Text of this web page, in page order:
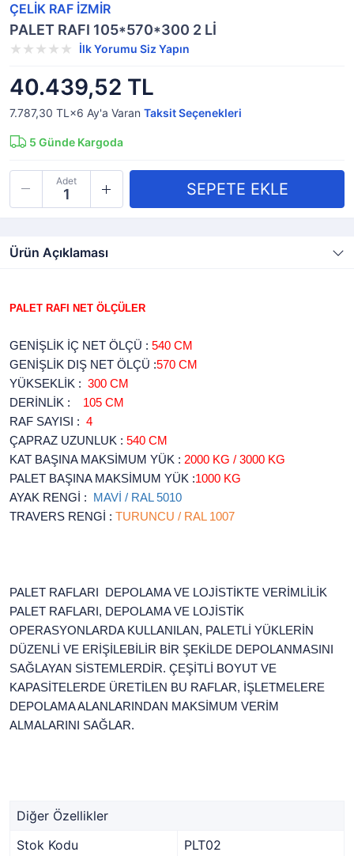
ÇELİK RAF İZMİR
PALET RAFI 105*570*300 2 Lİ
İlk Yorumu Siz Yapın
40.439,52 TL
7.787,30 TL×6 Ay'a Varan Taksit Seçenekleri
5 Günde Kargoda
Adet
Ürün Açıklaması
PALET RAFI NET ÖLÇÜLER
GENİŞLİK İÇ NET ÖLÇÜ : 540 CM
GENİŞLİK DIŞ NET ÖLÇÜ :570 CM
YÜKSEKLİK : 300 CM
DERİNLİK : 105 CM
RAF SAYISI : 4
ÇAPRAZ UZUNLUK : 540 CM
KAT BAŞINA MAKSİMUM YÜK : 2000 KG / 3000 KG
PALET BAŞINA MAKSİMUM YÜK :1000 KG
AYAK RENGİ :
MAVİ / RAL 5010
TRAVERS RENGİ : TURUNCU / RAL 1007
PALET RAFLARI DEPOLAMA VE LOJİSTİKTE VERİMLİLİK
PALET RAFLARI, DEPOLAMA VE LOJİSTİK
OPERASYONLARDA KULLANILAN, PALETLİ YÜKLERİN
DÜZENLİ VE ERİŞİLEBİLİR BİR ŞEKİLDE DEPOLANMASINI
SAĞLAYAN SİSTEMLERDİR. ÇEŞİTLİ BOYUT VE
KAPASİTELERDE ÜRETİLEN BU RAFLAR, İŞLETMELERE
DEPOLAMA ALANLARINDAN MAKSİMUM VERİM
ALMALARINI SAĞLAR.
Diğer Özellikler
Stok Kodu
PLT02